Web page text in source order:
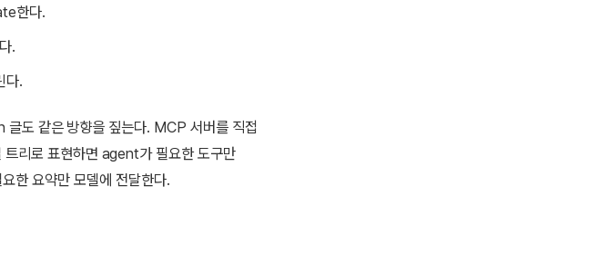
한다.
.
다.
같은 방향을 짚는다. MCP 서버를 직접
리로 표현하면 agent가 필요한 도구만
한 요약만 모델에 전달한다.